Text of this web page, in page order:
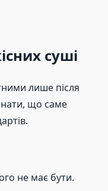
суші
лише після
що саме
не має бути.